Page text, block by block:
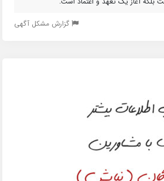
گزارش مشکل آگهی